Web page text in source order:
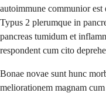
autoimmune communior est
Typus 2 plerumque in
pancreas tumidum et
respondent cum cito
Bonae novae sunt hunc
meliorationem magnam